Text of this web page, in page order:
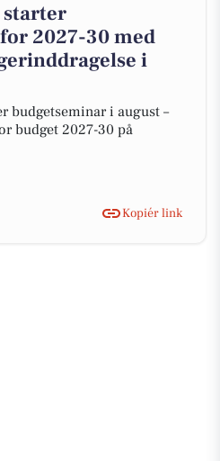
starter
2027-30 med
i
budgetseminar i august –
budget 2027-30 på
Kopiér link